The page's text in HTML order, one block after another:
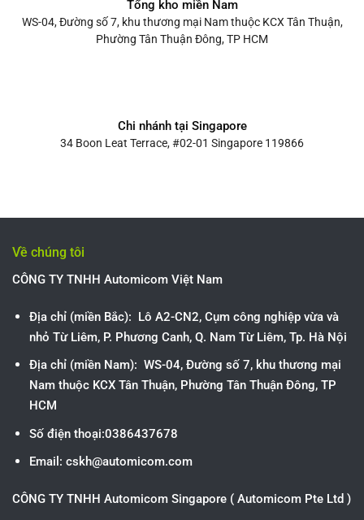
Tổng kho miền Nam
WS-04, Đường số 7, khu thương mại Nam thuộc KCX Tân Thuận,
Phường Tân Thuận Đông, TP HCM
Chi nhánh tại Singapore
34 Boon Leat Terrace, #02-01 Singapore 119866
Về chúng tôi
CÔNG TY TNHH Automicom Việt Nam
Địa chỉ (miền Bắc): Lô A2-CN2, Cụm công nghiệp vừa và
nhỏ Từ Liêm, P. Phương Canh, Q. Nam Từ Liêm, Tp. Hà Nội
Địa chỉ (miền Nam): WS-04, Đường số 7, khu thương mại
Nam thuộc KCX Tân Thuận, Phường Tân Thuận Đông, TP
HCM
Số điện thoại:0386437678
Email: cskh@automicom.com
CÔNG TY TNHH Automicom Singapore ( Automicom Pte Ltd )